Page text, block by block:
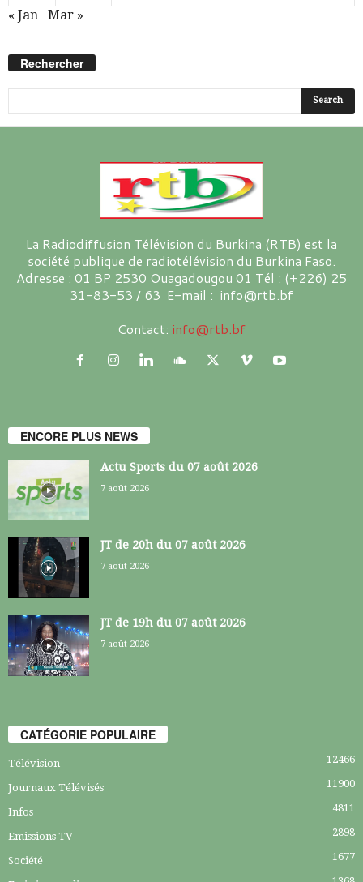
« Jan
Mar »
Rechercher
La Radiodiffusion Télévision du Burkina (RTB) est la
société publique de radiotélévision du Burkina Faso.
Adresse : 01 BP 2530 Ouagadougou 01 Tél : (+226) 25
31-83-53 / 63 E-mail : info@rtb.bf
Contact: info@rtb.bf
ENCORE PLUS NEWS
Actu Sports du 07 août 2026
7 août 2026
JT de 20h du 07 août 2026
7 août 2026
JT de 19h du 07 août 2026
7 août 2026
CATÉGORIE POPULAIRE
Télévision 12466
Journaux Télévisés 11900
Infos 4811
Emissions TV 2898
Société 1677